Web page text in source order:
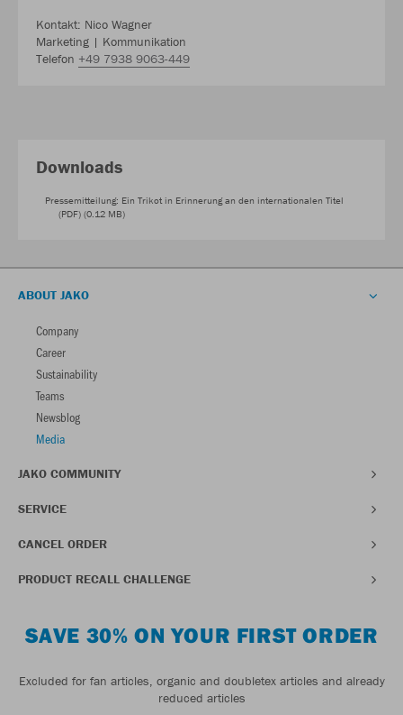
Kontakt: Nico Wagner
Marketing | Kommunikation
Telefon +49 7938 9063-449
Downloads
Pressemitteilung: Ein Trikot in Erinnerung an den internationalen Titel
(PDF) (0.12 MB)
ABOUT JAKO
Company
Career
Sustainability
Teams
Newsblog
Media
JAKO COMMUNITY
SERVICE
CANCEL ORDER
PRODUCT RECALL CHALLENGE
SAVE 30% ON YOUR FIRST ORDER
Excluded for fan articles, organic and doubletex articles and already
reduced articles